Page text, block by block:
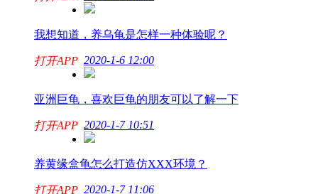
我想知道，养乌龟是怎样一种体验呢？
2020-1-6 12:00
打开APP
亚洲巨龟，喜欢巨龟的朋友可以了解一下
2020-1-7 10:51
打开APP
养黄缘盒龟怎么打造仿XXX环境？
2020-1-7 11:06
打开APP